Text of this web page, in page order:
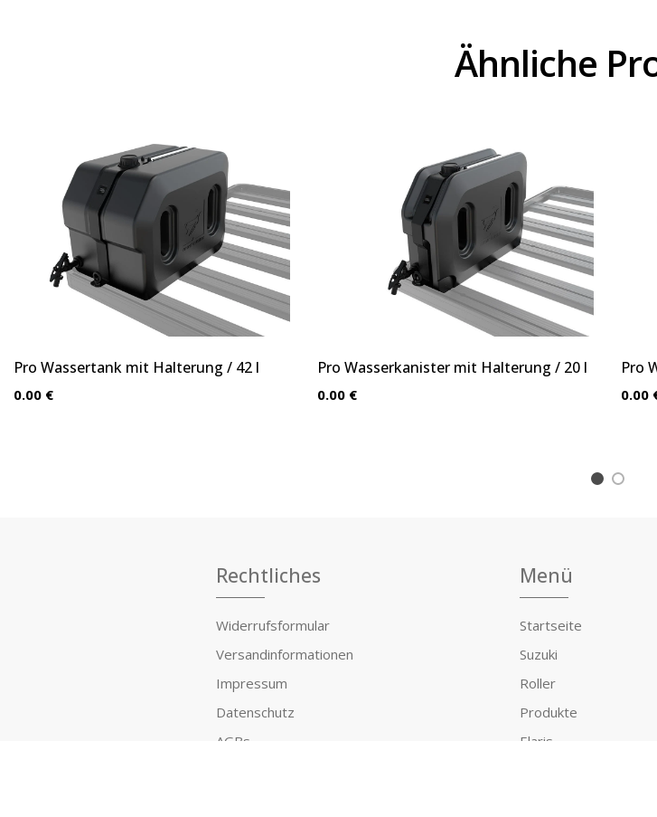
Ähnliche
Pro Wassertank mit Halterung / 42 l
0.00 €
Pro Wasserkanister mit Halterung / 20 l
0.00 €
Pro
0.00
1 2
Rechtliches
Widerrufsformular
Versandinformationen
Impressum
Datenschutz
AGBs
Menü
Startseite
Suzuki
Roller
Produkte
Elaris